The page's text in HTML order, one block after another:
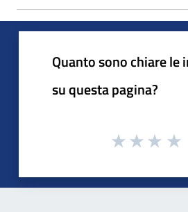
Quanto sono chiare le
su questa pagina?